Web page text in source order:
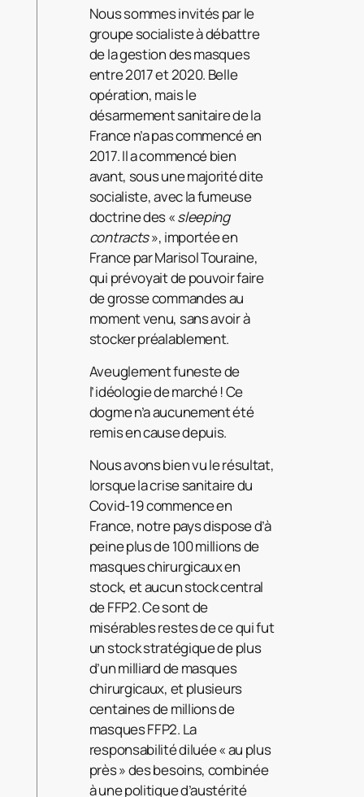
Nous sommes invités par le
groupe socialiste à débattre
de la gestion des masques
entre 2017 et 2020. Belle
opération, mais le
désarmement sanitaire de la
France n’a pas commencé en
2017. Il a commencé bien
avant, sous une majorité dite
socialiste, avec la fumeuse
doctrine des «sleeping
contracts», importée en
France par Marisol Touraine,
qui prévoyait de pouvoir faire
de grosse commandes au
moment venu, sans avoir à
stocker préalablement.
Aveuglement funeste de
l’idéologie de marché ! Ce
dogme n’a aucunement été
remis en cause depuis.
Nous avons bien vu le résultat,
lorsque la crise sanitaire du
Covid-19 commence en
France, notre pays dispose d’à
peine plus de 100 millions de
masques chirurgicaux en
stock, et aucun stock central
de FFP2. Ce sont de
misérables restes de ce qui fut
un stock stratégique de plus
d’un milliard de masques
chirurgicaux, et plusieurs
centaines de millions de
masques FFP2. La
responsabilité diluée « au plus
près » des besoins, combinée
à une politique d’austérité